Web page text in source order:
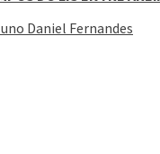
Daniel Fernandes